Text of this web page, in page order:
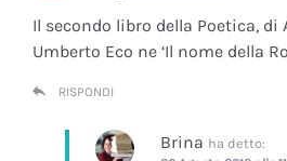
Il secondo libro della Poetica,
Umberto Eco ne ‘Il nome della
RISPONDI
Brina ha detto: